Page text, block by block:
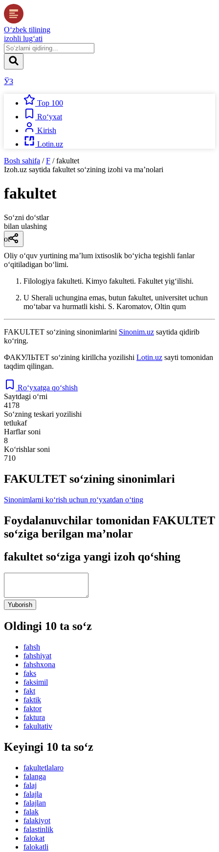
O‘zbek tilining
izohli lug‘ati
ЎЗ
Top 100
Ro‘yxat
Kirish
Lotin.uz
Bosh sahifa / F / fakultet
Izoh.uz saytida fakultet so‘zining izohi va ma’nolari
fakultet
So‘zni do‘stlar
bilan ulashing
ot
Oliy oʻquv yurtining maʼlum ixtisoslik boʻyicha tegishli fanlar
oʻqitiladigan boʻlimi.
Filologiya fakulteti. Kimyo fakulteti. Fakultet yigʻilishi.
U Sherali uchungina emas, butun fakultet, universitet uchun
moʻtabar va hurmatli kishi. S. Karomatov, Oltin qum
FAKULTET so‘zining sinonimlarini Sinonim.uz saytida qidirib
ko‘ring.
ФАКУЛЬТЕТ so‘zining kirillcha yozilishi Lotin.uz sayti tomonidan
taqdim qilingan.
Ro‘yxatga qo‘shish
Saytdagi o‘rni
4178
So‘zning teskari yozilishi
tetlukaf
Harflar soni
8
Ko‘rishlar soni
710
FAKULTET so‘zining sinonimlari
Sinonimlarni ko‘rish uchun ro‘yxatdan o‘ting
Foydalanuvchilar tomonidan FAKULTET
so‘ziga berilgan ma’nolar
fakultet so‘ziga yangi izoh qo‘shing
Yuborish
Oldingi 10 ta so‘z
fahsh
fahshiyat
fahshxona
faks
faksimil
fakt
faktik
faktor
faktura
fakultativ
Keyingi 10 ta so‘z
fakultetlalaro
falanga
falaj
falajla
falajlan
falak
falakiyot
falastinlik
falokat
falokatli